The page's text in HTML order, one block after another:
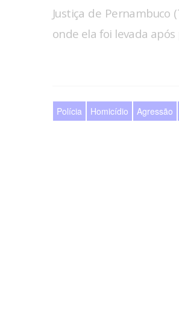
Justiça de Pernambuco
onde ela foi levada
Polícia Homicídio Agressão